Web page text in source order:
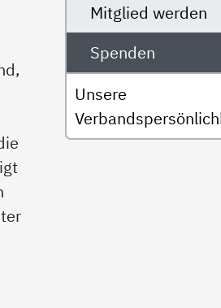
Mitglied werden
Spenden
Unsere